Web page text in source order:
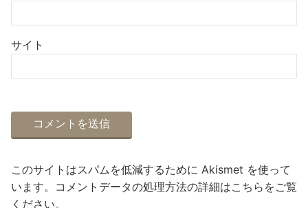
サイト
このサイトはスパムを低減するために Akismet を使って
います。 コメントデータの処理方法の詳細はこちらをご覧
ください。